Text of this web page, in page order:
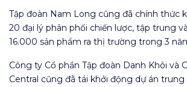
Tập đoàn Nam Long cũng đã chính thức
20 đại lý phân phối chiến lược, tập trung
16.000 sản phẩm ra thị trường trong 3
Công ty Cổ phần Tập đoàn Danh Khôi và
Central cũng đã tái khởi động dự án